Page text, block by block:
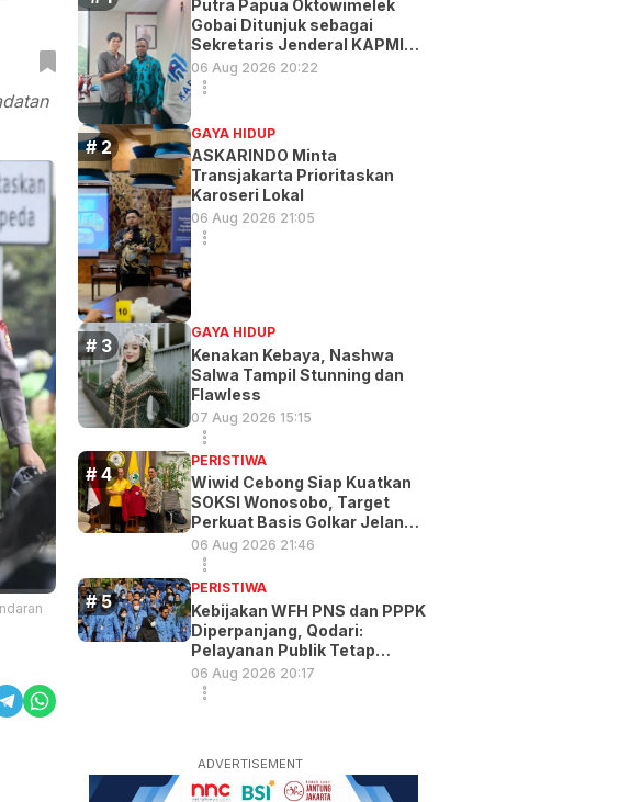
Putra Papua Oktowimelek
Gobai Ditunjuk sebagai
Sekretaris Jenderal KAPMI
PT
06 Aug 2026 20:22
GAYA HIDUP
ASKARINDO Minta
Transjakarta Prioritaskan
Karoseri Lokal
06 Aug 2026 21:05
GAYA HIDUP
Kenakan Kebaya, Nashwa
Salwa Tampil Stunning dan
Flawless
07 Aug 2026 15:15
PERISTIWA
Wiwid Cebong Siap Kuatkan
SOKSI Wonosobo, Target
Perkuat Basis Golkar Jelang
Pemilu 2029
06 Aug 2026 21:46
PERISTIWA
Kebijakan WFH PNS dan PPPK
Diperpanjang, Qodari:
Pelayanan Publik Tetap
Optimal
06 Aug 2026 20:17
ADVERTISEMENT